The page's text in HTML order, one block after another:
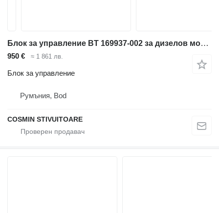
Блок за управление BT 169937-002 за дизелов мотокар
950 € ≈ 1 861 лв.
Блок за управление
Румъния, Bod
COSMIN STIVUITOARE